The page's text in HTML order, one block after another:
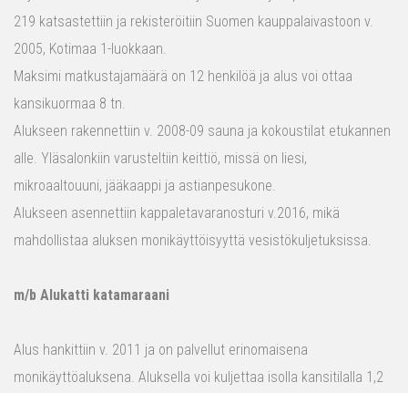
219 katsastettiin ja rekisteröitiin Suomen kauppalaivastoon v.
2005, Kotimaa 1-luokkaan.
Maksimi matkustajamäärä on 12 henkilöä ja alus voi ottaa
kansikuormaa 8 tn.
Alukseen rakennettiin v. 2008-09 sauna ja kokoustilat etukannen
alle. Yläsalonkiin varusteltiin keittiö, missä on liesi,
mikroaaltouuni, jääkaappi ja astianpesukone.
Alukseen asennettiin kappaletavaranosturi v.2016, mikä
mahdollistaa aluksen monikäyttöisyyttä vesistökuljetuksissa.
m/b Alukatti katamaraani
Alus hankittiin v. 2011 ja on palvellut erinomaisena
monikäyttöaluksena. Aluksella voi kuljettaa isolla kansitilalla 1,2